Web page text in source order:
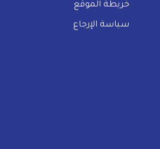
خريطة الموقع
سياسة الإرجاع